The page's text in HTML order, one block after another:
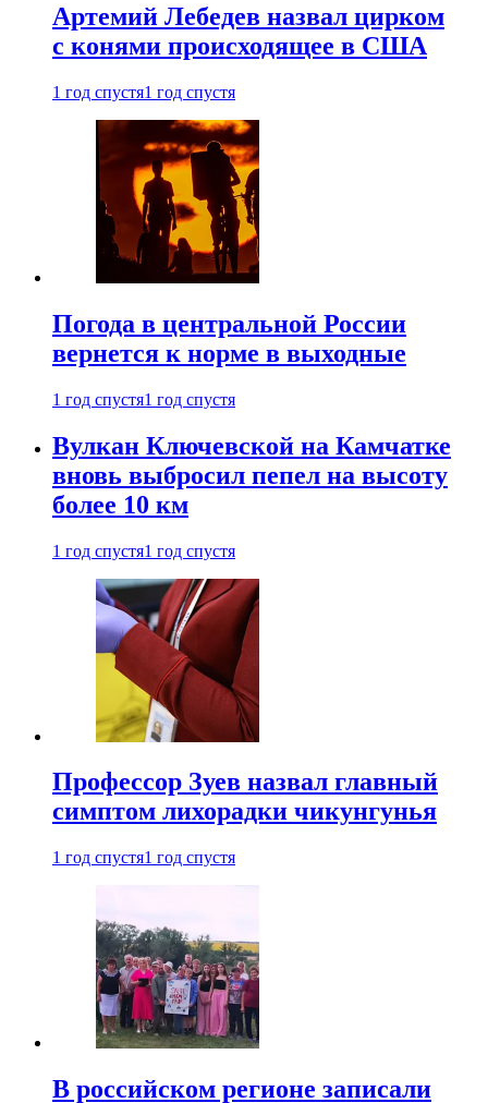
Артемий Лебедев назвал цирком
с конями происходящее в США
1 год спустя1 год спустя
Погода в центральной России
вернется к норме в выходные
1 год спустя1 год спустя
Вулкан Ключевской на Камчатке
вновь выбросил пепел на высоту
более 10 км
1 год спустя1 год спустя
Профессор Зуев назвал главный
симптом лихорадки чикунгунья
1 год спустя1 год спустя
В российском регионе записали